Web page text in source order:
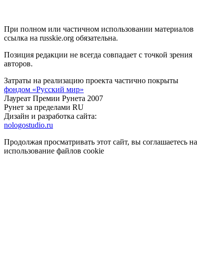
При полном или частичном использовании материалов
ссылка на russkie.org обязательна.
Позиция редакции не всегда совпадает с точкой зрения
авторов.
Затраты на реализацию проекта частично покрыты
фондом «Русский мир»
Лауреат Премии Рунета 2007
Рунет за пределами RU
Дизайн и разработка сайта:
nologostudio.ru
Продолжая просматривать этот сайт, вы соглашаетесь на
использование файлов cookie